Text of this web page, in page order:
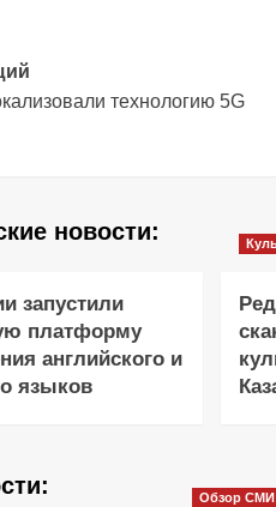
технологию 5G
новости:
запустили
платформу
английского и
языков
Обзор СМИ